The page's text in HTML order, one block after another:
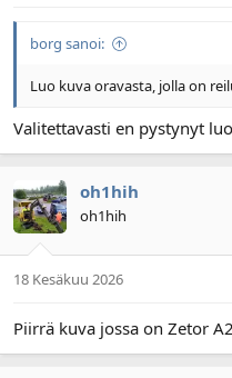
borg sanoi:
Luo kuva oravasta, jolla on
Valitettavasti en pystynyt
oh1hih
oh1hih
18 Kesäkuu 2026
Piirrä kuva jossa on Zetor